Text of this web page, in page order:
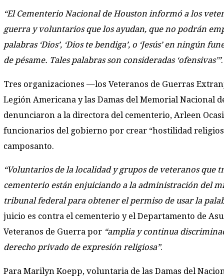
“El Cementerio Nacional de Houston informó a los
guerra y voluntarios que los ayudan, que no podrán
palabras ‘Dios’, ‘Dios te bendiga’, o ‘Jesús’ en ningún
de pésame. Tales palabras son consideradas ‘ofensivas’”.
Tres organizaciones —los Veteranos de Guerras
Legión Americana y las Damas del Memorial Nacional
denunciaron a la directora del cementerio, Arleen
funcionarios del gobierno por crear “hostilidad
camposanto.
“Voluntarios de la localidad y grupos de veteranos que
cementerio están enjuiciando a la administración del
tribunal federal para obtener el permiso de usar la
juicio es contra el cementerio y el Departamento de
Veteranos de Guerra por “amplia y continua
derecho privado de expresión religiosa”.
Para Marilyn Koepp, voluntaria de las Damas del